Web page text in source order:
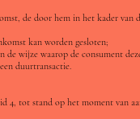
de door hem in het kader van
kan worden gesloten;
wijze waarop de consument
duurtransactie.
4, tot stand op het moment van